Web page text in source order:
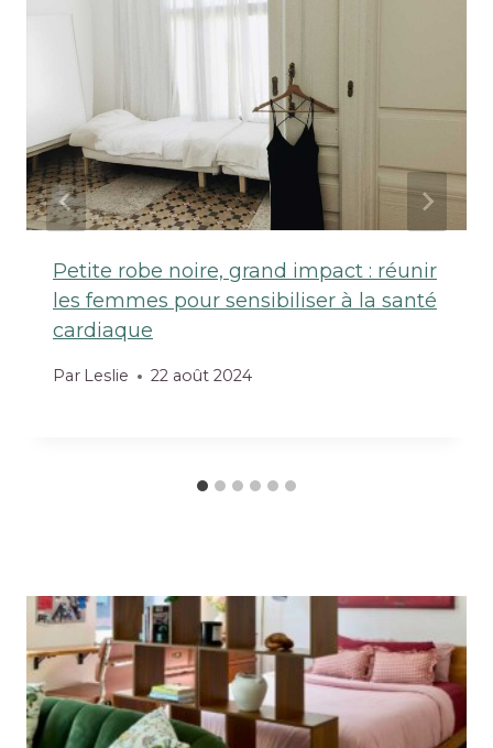
Petite robe noire, grand impact : réunir
les femmes pour sensibiliser à la santé
cardiaque
Par Leslie 22 août 2024